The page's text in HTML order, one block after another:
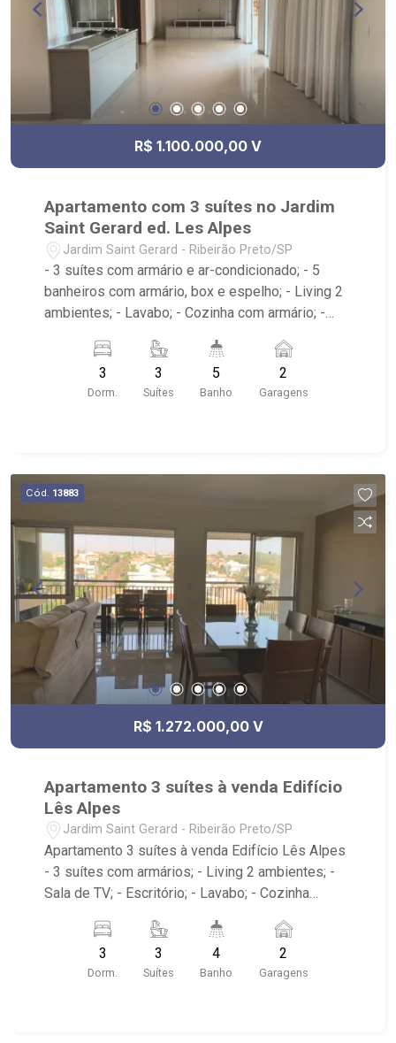
R$ 1.100.000,00 V
Apartamento com 3 suítes no Jardim
Saint Gerard ed. Les Alpes
Jardim Saint Gerard - Ribeirão Preto/SP
- 3 suítes com armário e ar-condicionado; - 5
banheiros com armário, box e espelho; - Living 2
ambientes; - Lavabo; - Cozinha com armário; -
Serviço; - Varanda Fechada em Vidro; -
Iluminação no imóvel; - 2 vagas; - Condomínio
com portaria 24 horas, piscinas adulto e infantil,
Marista Champagnat.
3
Dorm.
3
Suítes
5
Banho
2
Garagens
Cód. 13883
R$ 1.272.000,00 V
Apartamento 3 suítes à venda Edifício
Lês Alpes
Jardim Saint Gerard - Ribeirão Preto/SP
Apartamento 3 suítes à venda Edifício Lês Alpes
- 3 suítes com armários; - Living 2 ambientes; -
Sala de TV; - Escritório; - Lavabo; - Cozinha
fechada em vidro; - 2 vagas de garagem; -
Condomínio com portaria 24 horas, piscinas
adulto e infantil, academia, salão de jogos, salão
3
Dorm.
3
Suítes
4
Banho
2
Garagens